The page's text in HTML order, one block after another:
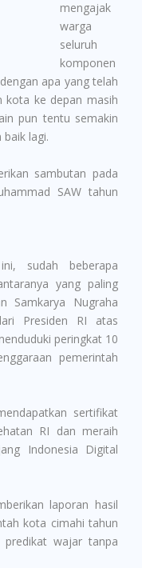
mengajak
warga
seluruh
komponen
apa yang telah
kota ke depan masih
pun tentu semakin
lagi.
sambutan pada
SAW tahun
sudah beberapa
yang paling
Samkarya Nugraha
Presiden RI atas
peringkat 10
pemerintah
sertifikat
RI dan meraih
Indonesia Digital
laporan hasil
kota cimahi tahun
predikat wajar tanpa